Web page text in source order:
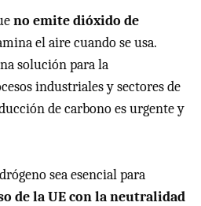
no emite dióxido de
el aire cuando se usa.
solución para la
industriales y sectores de
de carbono es urgente y
sea esencial para
de la UE con la neutralidad